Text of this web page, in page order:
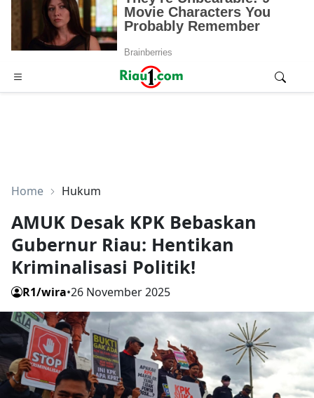
Home Hukum
AMUK Desak KPK Bebaskan
Gubernur Riau: Hentikan
Kriminalisasi Politik!
R1/wira•26 November 2025